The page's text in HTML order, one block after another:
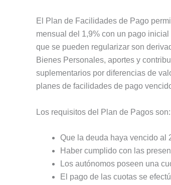
El Plan de Facilidades de Pago
mensual del 1,9% con un pago
que se pueden regularizar son
Bienes Personales, aportes y
suplementarios por diferencias de
planes de facilidades de pago
Los requisitos del Plan de Pagos son:
Que la deuda haya vencido al
Haber cumplido con las
Los autónomos poseen una
El pago de las cuotas se